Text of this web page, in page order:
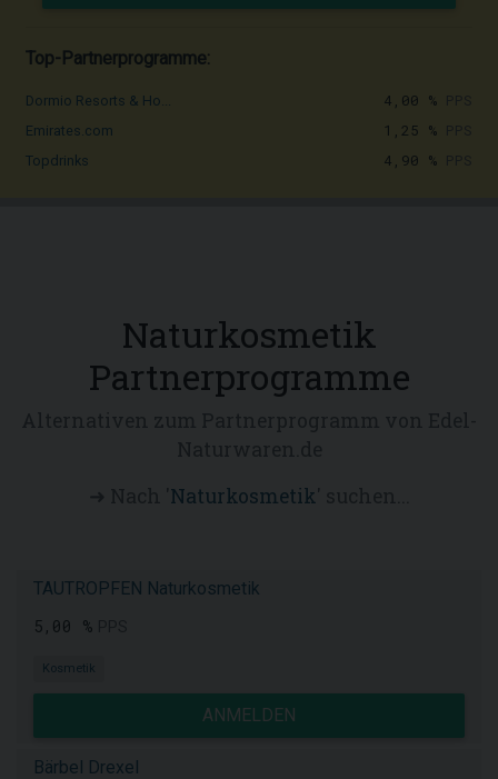
Top-Partnerprogramme:
Dormio Resorts & Ho... 4,00 %
Emirates.com 1,25 %
Topdrinks 4,90 %
Naturkosmetik
Partnerprogramme
Naturkosmetik
TAUTROPFEN Naturkosmetik
5,00 %
Kosmetik
ANMELDEN
Bärbel Drexel